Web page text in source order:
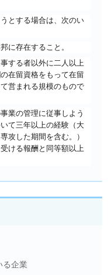
とする場合は、次のい
存在すること。
する者以外に二人以上
在留資格をもって在留
営まれる規模のもので
業の管理に従事しよう
て三年以上の経験 （大
攻した期間を含む。）
ける報酬と同等額以上
る企業